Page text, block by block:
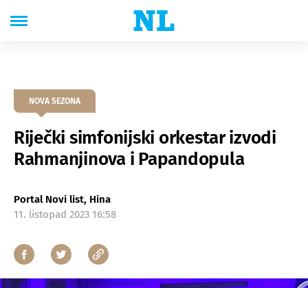
NOVA SEZONA
Riječki simfonijski orkestar izvodi
Rahmanjinova i Papandopula
Portal Novi list, Hina
11. listopad 2023 16:58